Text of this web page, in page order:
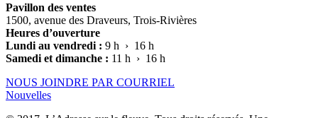
Pavillon des ventes
1500, avenue des Draveurs, Trois-Rivières
Heures d’ouverture
Lundi au vendredi : 9 h › 16 h
Samedi et dimanche : 11 h › 16 h
NOUS JOINDRE PAR COURRIEL
Nouvelles